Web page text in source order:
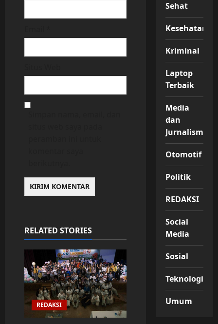
RELATED STORIES
REDAKSI
Sehat
Kesehatan
Kriminal
Laptop
Terbaik
Media
dan
Jurnalisme
Otomotif
Politik
REDAKSI
Social
Media
Sosial
Teknologi
Umum